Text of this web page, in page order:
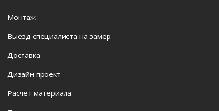
Монтаж
Выезд специалиста на замер
Доставка
Дизайн проект
Расчет материала